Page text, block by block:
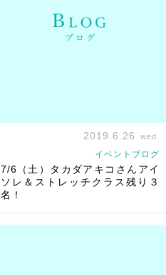
齢は問いません。
運動不足を解消し
ベリーダンスに興味がある
2019.6.26 wed.
イベントブログ
7/6（土）タカダアキコさんアイ
ソレ＆ストレッチクラス残り３
名！